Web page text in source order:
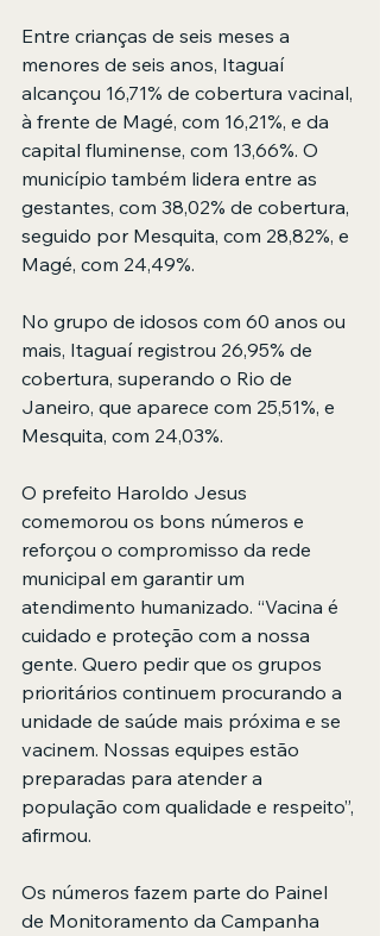
Entre crianças de seis meses a
menores de seis anos, Itaguaí
alcançou 16,71% de cobertura vacinal,
à frente de Magé, com 16,21%, e da
capital fluminense, com 13,66%. O
município também lidera entre as
gestantes, com 38,02% de cobertura,
seguido por Mesquita, com 28,82%, e
Magé, com 24,49%.
No grupo de idosos com 60 anos ou
mais, Itaguaí registrou 26,95% de
cobertura, superando o Rio de
Janeiro, que aparece com 25,51%, e
Mesquita, com 24,03%.
O prefeito Haroldo Jesus
comemorou os bons números e
reforçou o compromisso da rede
municipal em garantir um
atendimento humanizado. “Vacina é
cuidado e proteção com a nossa
gente. Quero pedir que os grupos
prioritários continuem procurando a
unidade de saúde mais próxima e se
vacinem. Nossas equipes estão
preparadas para atender a
população com qualidade e respeito”,
afirmou.
Os números fazem parte do Painel
de Monitoramento da Campanha